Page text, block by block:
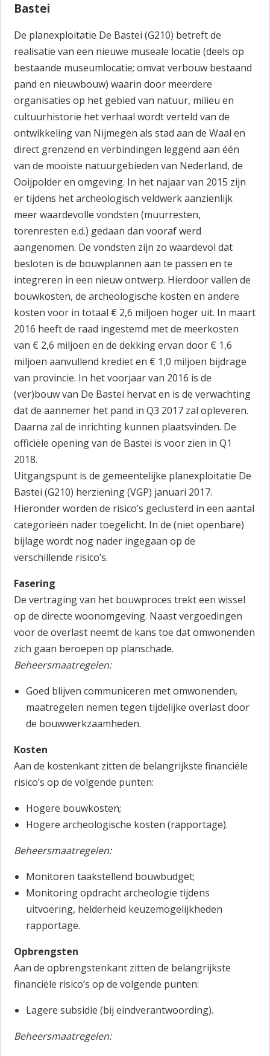
Bastei
De planexploitatie De Bastei (G210) betreft de
realisatie van een nieuwe museale locatie (deels op
bestaande museumlocatie; omvat verbouw bestaand
pand en nieuwbouw) waarin door meerdere
organisaties op het gebied van natuur, milieu en
cultuurhistorie het verhaal wordt verteld van de
ontwikkeling van Nijmegen als stad aan de Waal en
direct grenzend en verbindingen leggend aan één
van de mooiste natuurgebieden van Nederland, de
Ooijpolder en omgeving. In het najaar van 2015 zijn
er tijdens het archeologisch veldwerk aanzienlijk
meer waardevolle vondsten (muurresten,
torenresten e.d.) gedaan dan vooraf werd
aangenomen. De vondsten zijn zo waardevol dat
besloten is de bouwplannen aan te passen en te
integreren in een nieuw ontwerp. Hierdoor vallen de
bouwkosten, de archeologische kosten en andere
kosten voor in totaal € 2,6 miljoen hoger uit. In maart
2016 heeft de raad ingestemd met de meerkosten
van € 2,6 miljoen en de dekking ervan door € 1,6
miljoen aanvullend krediet en € 1,0 miljoen bijdrage
van provincie. In het voorjaar van 2016 is de
(ver)bouw van De Bastei hervat en is de verwachting
dat de aannemer het pand in Q3 2017 zal opleveren.
Daarna zal de inrichting kunnen plaatsvinden. De
officiële opening van de Bastei is voor zien in Q1
2018.
Uitgangspunt is de gemeentelijke planexploitatie De
Bastei (G210) herziening (VGP) januari 2017.
Hieronder worden de risico’s geclusterd in een aantal
categorieën nader toegelicht. In de (niet openbare)
bijlage wordt nog nader ingegaan op de
verschillende risico’s.
Fasering
De vertraging van het bouwproces trekt een wissel
op de directe woonomgeving. Naast vergoedingen
voor de overlast neemt de kans toe dat omwonenden
zich gaan beroepen op planschade.
Beheersmaatregelen:
Goed blijven communiceren met omwonenden,
maatregelen nemen tegen tijdelijke overlast door
de bouwwerkzaamheden.
Kosten
Aan de kostenkant zitten de belangrijkste financiële
risico’s op de volgende punten:
Hogere bouwkosten;
Hogere archeologische kosten (rapportage).
Beheersmaatregelen:
Monitoren taakstellend bouwbudget;
Monitoring opdracht archeologie tijdens
uitvoering, helderheid keuzemogelijkheden
rapportage.
Opbrengsten
Aan de opbrengstenkant zitten de belangrijkste
financiële risico’s op de volgende punten:
Lagere subsidie (bij eindverantwoording).
Beheersmaatregelen: